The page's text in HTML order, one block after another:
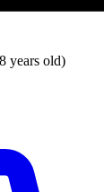
years old)